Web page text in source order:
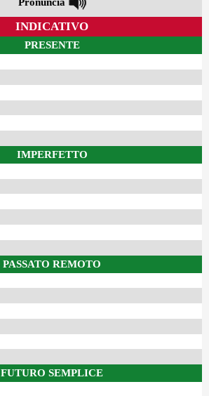
INDICATIVO
PRESENTE
IMPERFETTO
PASSATO REMOTO
FUTURO SEMPLICE